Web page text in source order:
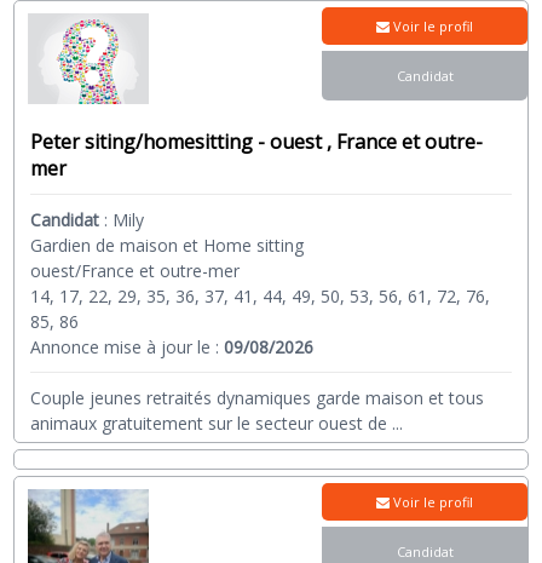
Peter siting/homesitting - ouest , France et outre-
mer
Candidat : Mily
Gardien de maison et Home sitting
ouest/France et outre-mer
14, 17, 22, 29, 35, 36, 37, 41, 44, 49, 50, 53, 56, 61, 72, 76,
85, 86
Annonce mise à jour le :09/08/2026
Couple jeunes retraités dynamiques garde maison et tous
animaux gratuitement sur le secteur ouest de ...
Voir le profil
Candidat
Voir le profil
Candidat